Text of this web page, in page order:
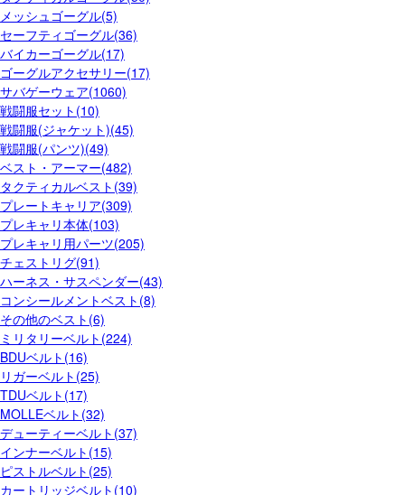
メッシュゴーグル(5)
セーフティゴーグル(36)
バイカーゴーグル(17)
ゴーグルアクセサリー(17)
サバゲーウェア(1060)
戦闘服セット(10)
戦闘服(ジャケット)(45)
戦闘服(パンツ)(49)
ベスト・アーマー(482)
タクティカルベスト(39)
プレートキャリア(309)
プレキャリ本体(103)
プレキャリ用パーツ(205)
チェストリグ(91)
ハーネス・サスペンダー(43)
コンシールメントベスト(8)
その他のベスト(6)
ミリタリーベルト(224)
BDUベルト(16)
リガーベルト(25)
TDUベルト(17)
MOLLEベルト(32)
デューティーベルト(37)
インナーベルト(15)
ピストルベルト(25)
カートリッジベルト(10)